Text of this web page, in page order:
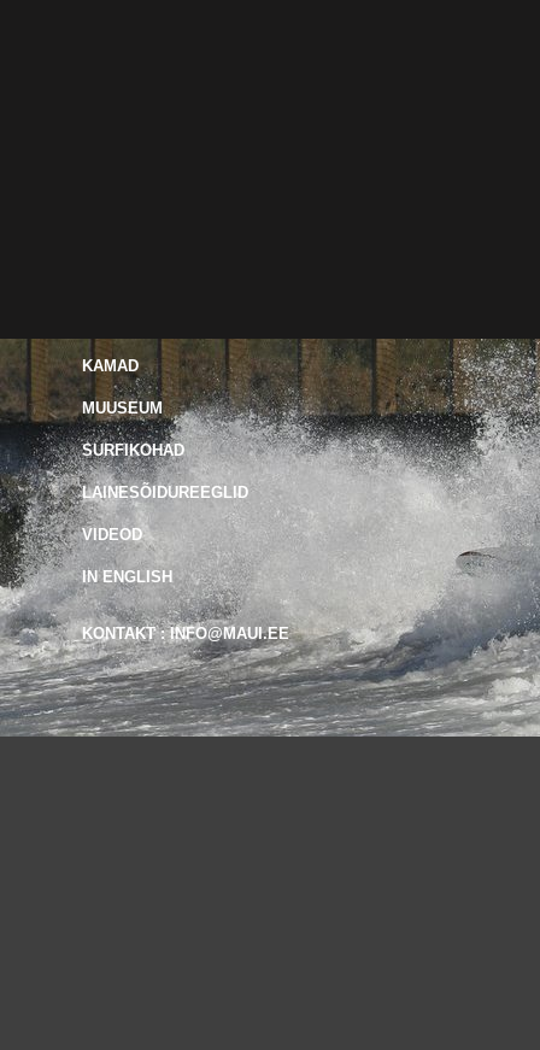
KAMAD
MUUSEUM
SURFIKOHAD
LAINESÕIDUREEGLID
VIDEOD
IN ENGLISH
KONTAKT : INFO@MAUI.EE